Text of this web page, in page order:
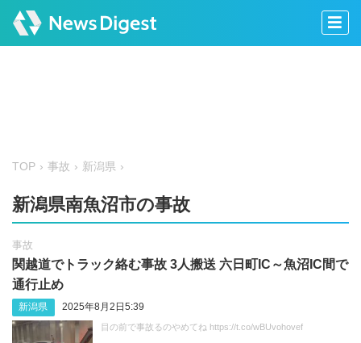
TOP 事故 新潟県
新潟県南魚沼市の事故
事故
関越道でトラック絡む事故 3人搬送 六日町IC～魚沼IC間で
通行止め
新潟県 2025年8月2日5:39
目の前で事故るのやめてね https://t.co/wBUvohovef